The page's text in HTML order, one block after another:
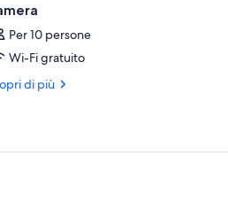
Per 10 persone
Wi-Fi gratuito
di più